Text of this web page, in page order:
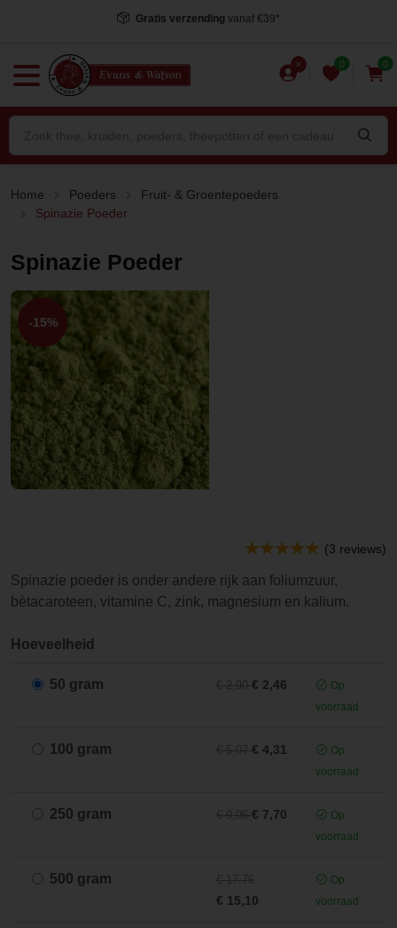
Gratis verzending vanaf €39*
0 0
Home Poeders
Fruit- & Groentepoeders
Spinazie Poeder
Spinazie Poeder
-15%
(3 reviews)
Spinazie poeder is onder andere rijk aan foliumzuur,
bètacaroteen, vitamine C, zink, magnesium en kalium.
Hoeveelheid
50 gram € 2,46
Op
voorraad
100 gram € 4,31
Op
voorraad
250 gram € 7,70
Op
voorraad
500 gram
€ 15,10
Op
voorraad